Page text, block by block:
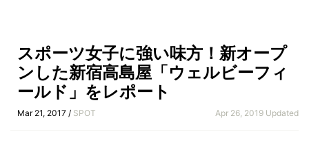
スポーツ女子に強い味方！新オープ
ンした新宿高島屋「ウェルビーフィ
ールド」をレポート
Mar 21, 2017 / SPOT Apr 26, 2019 Updated